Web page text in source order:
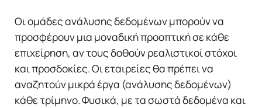
Οι ομάδες ανάλυσης δεδομένων μπορούν να
προσφέρουν μια μοναδική προοπτική σε κάθε
επιχείρηση, αν τους δοθούν ρεαλιστικοί στόχοι
και προσδοκίες. Οι εταιρείες θα πρέπει να
αναζητούν μικρά έργα (ανάλυσης δεδομένων)
κάθε τρίμηνο. Φυσικά, με τα σωστά δεδομένα και